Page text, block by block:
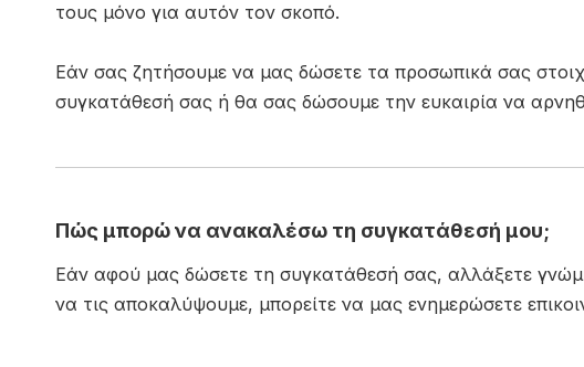
τους μόνο για αυτόν τον σκοπό.
Εάν σας ζητήσουμε να μας δώσετε τα προσωπικά σας
συγκατάθεσή σας ή θα σας δώσουμε την ευκαιρία να
Πώς μπορώ να ανακαλέσω τη συγκατάθεσή μου;
Εάν αφού μας δώσετε τη συγκατάθεσή σας, αλλάξετε
να τις αποκαλύψουμε, μπορείτε να μας ενημερώσετε